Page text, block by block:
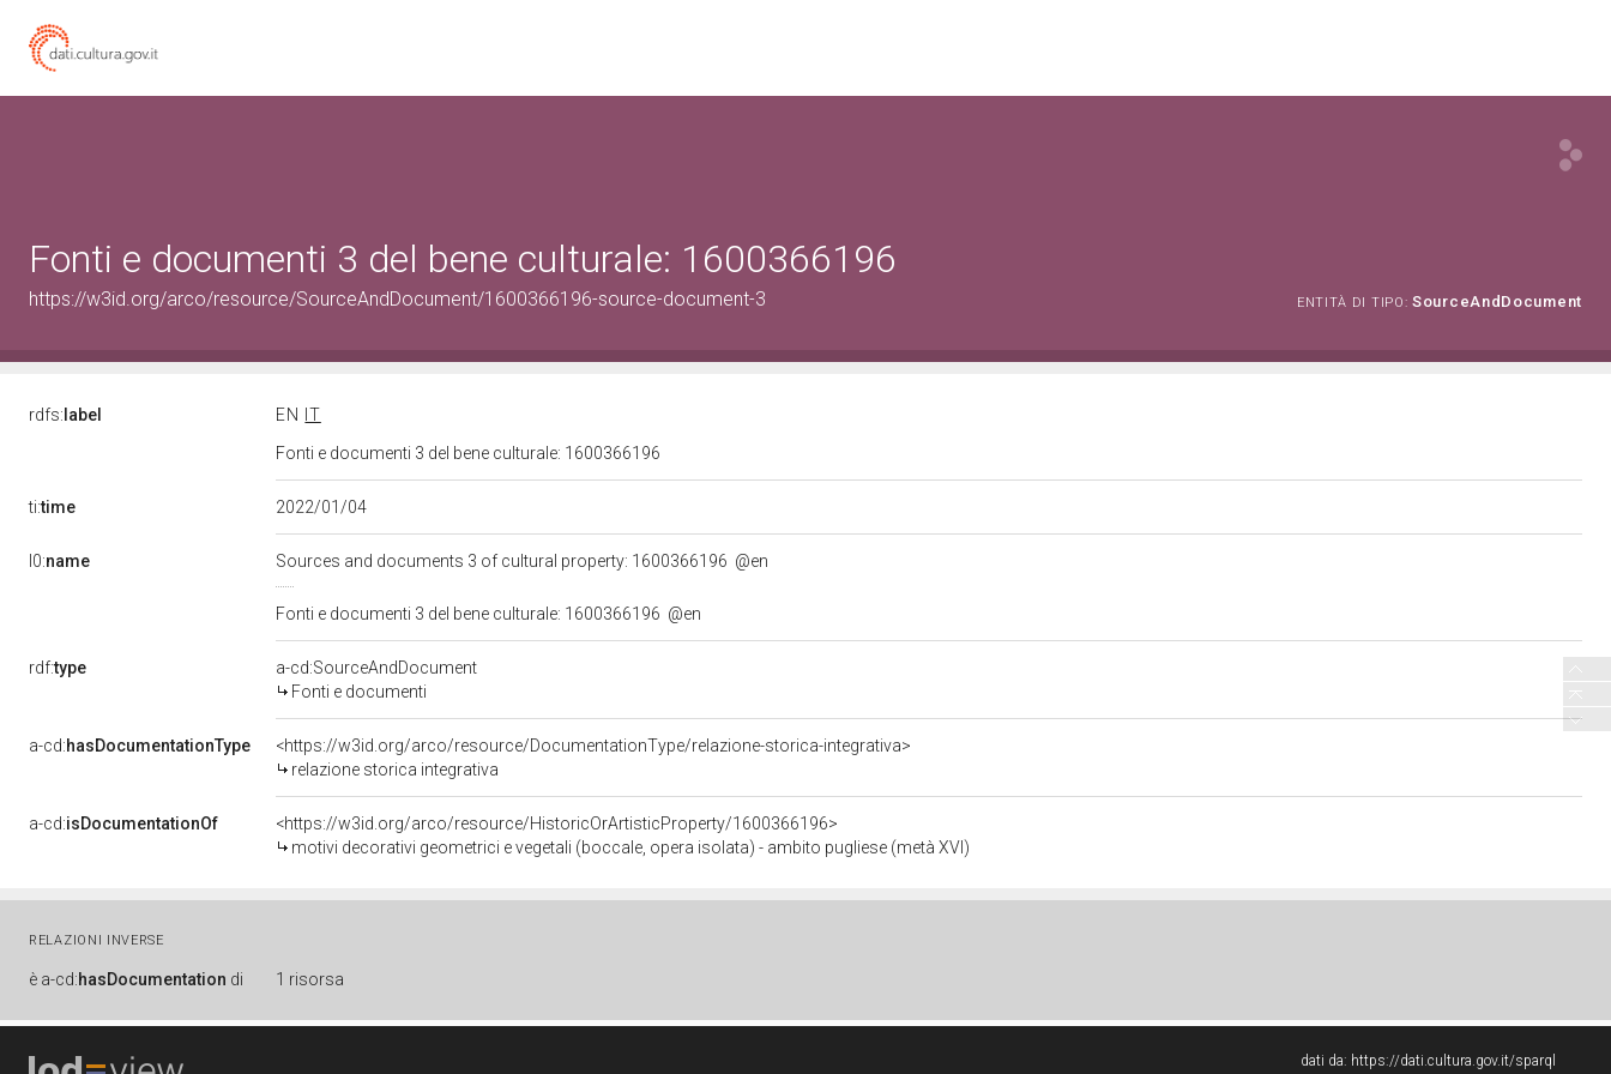
Fonti e documenti 3 del bene culturale: 1600366196
https://w3id.org/arco/resource/SourceAndDocument/1600366196-source-document-3 ENTITÀ DI TIPO: SourceAndDocument
rdfs: label EN
IT
Fonti e documenti 3 del bene culturale: 1600366196
ti:time 2022/01/04
l0:name Sources and documents 3 of cultural property: 1600366196 @en
Fonti e documenti 3 del bene culturale: 1600366196 @en
rdf:type
a-cd:SourceAndDocument
Fonti e documenti
a-cd:hasDocumentationType
<https://w3id.org/arco/resource/DocumentationType/relazione-storica-integrativa>
relazione storica integrativa
a-cd:isDocumentationOf
<https://w3id.org/arco/resource/HistoricOrArtisticProperty/1600366196>
motivi decorativi geometrici e vegetali (boccale, opera isolata) - ambito pugliese (metà XVI)
RELAZIONI INVERSE
è a-cd:hasDocumentation di 1 risorsa
dati da: https://dati.cultura.gov.it/sparql